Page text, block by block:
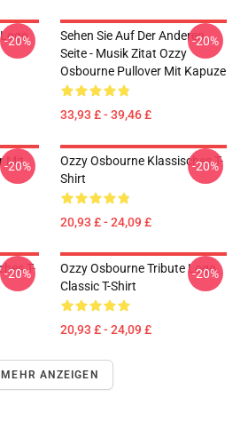
-20%
Sehen Sie Auf Der Anderen
Seite - Musik Zitat Ozzy
Osbourne Pullover Mit Kapuze
33,93 £ - 39,46 £
-20%
Mit
-20%
Ozzy Osbourne Klassisches T-
Shirt
20,93 £ - 24,09 £
-20%
T-
-20%
Ozzy Osbourne Tribute Logo
Classic T-Shirt
20,93 £ - 24,09 £
-20%
MEHR ANZEIGEN